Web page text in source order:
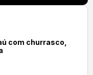
com churrasco,